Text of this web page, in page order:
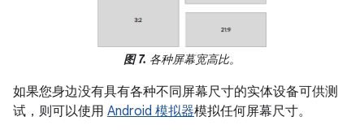
图 7. 各种屏幕宽高比。
如果您身边没有具有各种不同屏幕尺寸的实体设备可供测
试，则可以使用 Android 模拟器模拟任何屏幕尺寸。